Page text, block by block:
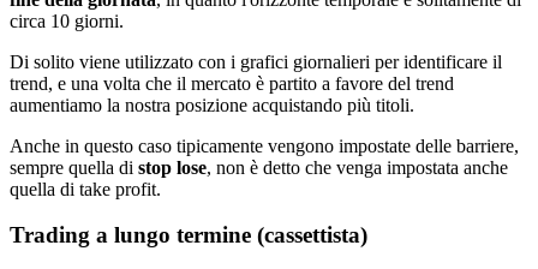
circa 10 giorni.
Di solito viene utilizzato con i grafici giornalieri per identificare il
trend, e una volta che il mercato è partito a favore del trend
aumentiamo la nostra posizione acquistando più titoli.
Anche in questo caso tipicamente vengono impostate delle barriere,
sempre quella di stop lose, non è detto che venga impostata anche
quella di take profit.
Trading a lungo termine (cassettista)